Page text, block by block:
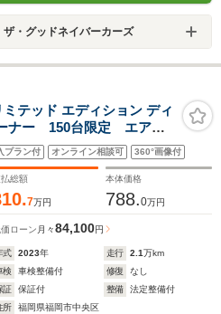
・グッドネイバーカーズ
テッド エディション ディ
ナー 150台限定 エアサ
ドシステム ワイヤレス
チ フロントシートクー
ーコンソールクーラー
プラン付 オンライン相談可 360°画像付
総額
7万円
本体価格
788.0万円
ローン 月々84,100円
式 2023年 走行 2.1万km
検
車検整備付 修復
なし
証
保証付 整備
法定整備付
所
福岡県福岡市中央区